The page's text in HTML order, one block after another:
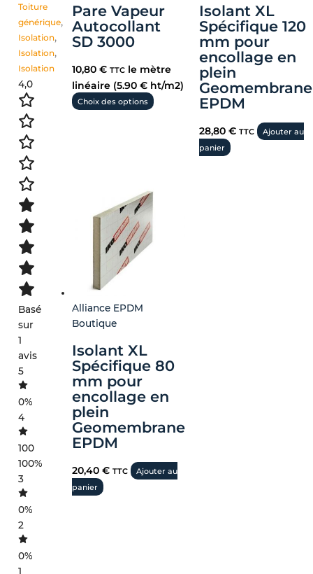
Toiture
générique,
Isolation,
Isolation,
Isolation
4,0
Basé
sur
1
avis
5
0%
4
100
100%
3
0%
2
0%
1
Pare Vapeur
Autocollant
SD 3000
10,80 € TTCle mètre
linéaire (5.90 € ht/m2)
Choix des options
Isolant XL
Spécifique 120
mm pour
encollage en
plein
Geomembrane
EPDM
28,80 € TTC
Ajouter au
panier
Alliance EPDM
Boutique
Isolant XL
Spécifique 80
mm pour
encollage en
plein
Geomembrane
EPDM
20,40 € TTC
Ajouter au
panier